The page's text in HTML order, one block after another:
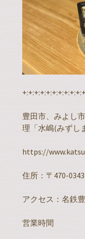
豊田市、みよし
理「水嶋(みずし
https://
住所：〒470-
アクセス：名鉄
営業時間